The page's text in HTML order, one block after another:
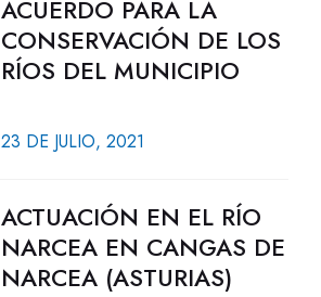
ACUERDO PARA LA
CONSERVACIÓN DE LOS
RÍOS DEL MUNICIPIO
23 DE JULIO, 2021
ACTUACIÓN EN EL RÍO
NARCEA EN CANGAS DE
NARCEA (ASTURIAS)